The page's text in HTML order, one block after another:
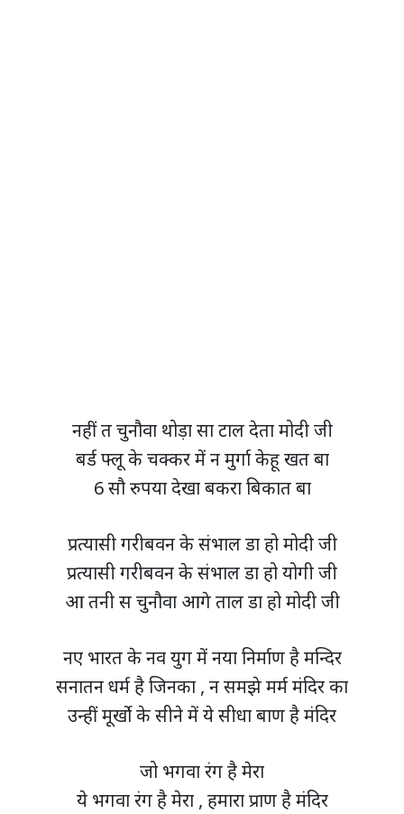
नहीं त चुनौवा थोड़ा सा टाल देता मोदी जी
बर्ड फ्लू के चक्कर में न मुर्गा केहू खत बा
6 सौ रुपया देखा बकरा बिकात बा
प्रत्यासी गरीबवन के संभाल डा हो मोदी जी
प्रत्यासी गरीबवन के संभाल डा हो योगी जी
आ तनी स चुनौवा आगे ताल डा हो मोदी जी
नए भारत के नव युग में नया निर्माण है मन्दिर
सनातन धर्म है जिनका , न समझे मर्म मंदिर का
उन्हीं मूर्खो के सीने में ये सीधा बाण है मंदिर
जो भगवा रंग है मेरा
ये भगवा रंग है मेरा , हमारा प्राण है मंदिर